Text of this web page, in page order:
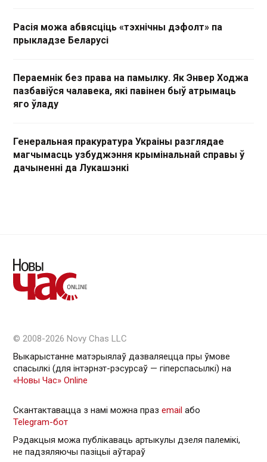
Расія можа абвясціць «тэхнічны дэфолт» па
прыкладзе Беларусі
Пераемнік без права на памылку. Як Энвер Ходжа
пазбавіўся чалавека, які павінен быў атрымаць
яго ўладу
Генеральная пракуратура Украіны разглядае
магчымасць узбуджэння крымінальнай справы ў
дачыненні да Лукашэнкі
© 2008-2026 Novy Chas LLC
Выкарыстанне матэрыялаў дазваляецца пры ўмове
спасылкі (для інтэрнэт-рэсурсаў — гiперспасылкi) на
«Новы Час» Online
Скантактавацца з намі можна праз email або
Telegram-бот
Рэдакцыя можа публікаваць артыкулы дзеля палемікі,
не падзяляючы пазіцыі аўтараў